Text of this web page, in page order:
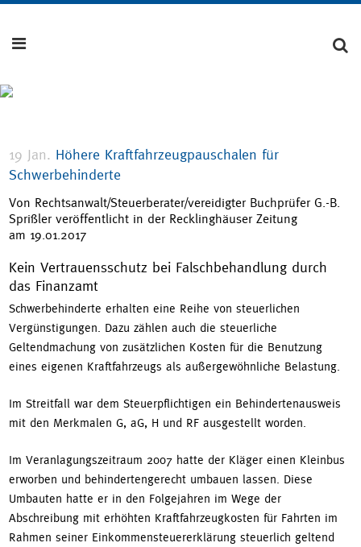
19 Jan. Höhere Kraftfahrzeugpauschalen für
Schwerbehinderte
Von Rechtsanwalt/Steuerberater/vereidigter Buchprüfer G.-B.
Sprißler veröffentlicht in der Recklinghäuser Zeitung
am 19.01.2017
Kein Vertrauensschutz bei Falschbehandlung durch
das Finanzamt
Schwerbehinderte erhalten eine Reihe von steuerlichen
Vergünstigungen. Dazu zählen auch die steuerliche
Geltendmachung von zusätzlichen Kosten für die Benutzung
eines eigenen Kraftfahrzeugs als außergewöhnliche Belastung.
Im Streitfall war dem Steuerpflichtigen ein Behindertenausweis
mit den Merkmalen G, aG, H und RF ausgestellt worden.
Im Veranlagungszeitraum 2007 hatte der Kläger einen Kleinbus
erworben und behindertengerecht umbauen lassen. Diese
Umbauten hatte er in den Folgejahren im Wege der
Abschreibung mit erhöhten Kraftfahrzeugkosten für Fahrten im
Rahmen seiner Einkommensteuererklärung steuerlich geltend